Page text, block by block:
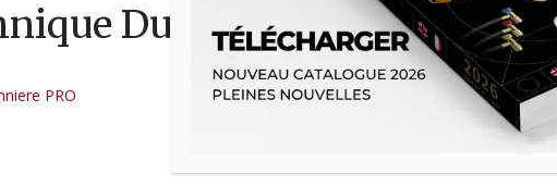
Dudgeonniere PRO
PRO